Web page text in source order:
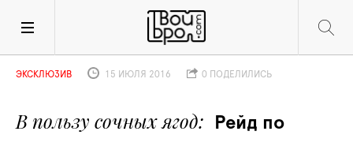
В пользу сочных ягод
Рейд по
ЭКСКЛЮЗИВ 15 ИЮЛЯ 2016 0 ПОДЕЛИЛИСЬ